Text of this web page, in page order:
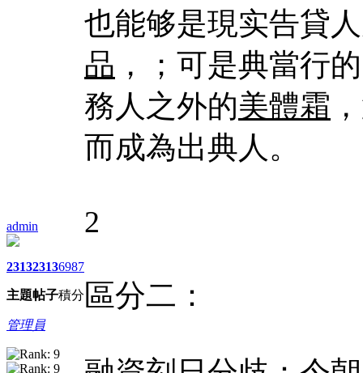
admin
2313
主題
2313
帖子
6987
積分
管理員
也能够是現实告貸
品 ，；可是典當行
務人之外的美體霜
而成為出典人。
2
區分二：